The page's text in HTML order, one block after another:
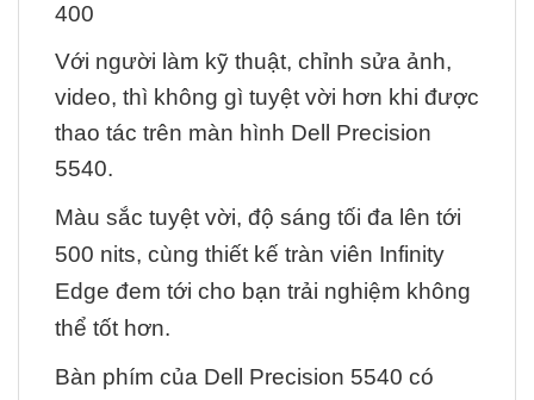
400
Với người làm kỹ thuật, chỉnh sửa ảnh,
video, thì không gì tuyệt vời hơn khi được
thao tác trên màn hình Dell Precision
5540.
Màu sắc tuyệt vời, độ sáng tối đa lên tới
500 nits, cùng thiết kế tràn viên Infinity
Edge đem tới cho bạn trải nghiệm không
thể tốt hơn.
Bàn phím của Dell Precision 5540 có